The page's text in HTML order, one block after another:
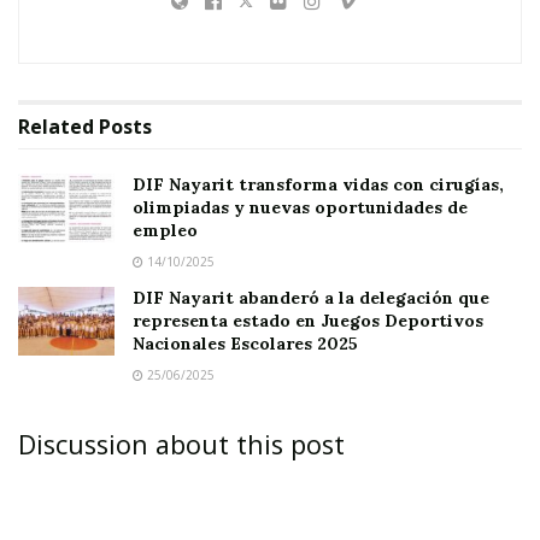
permanecen abiertas para aquellas personas
depresión, ansiedad y pérdida, entre otros;
especialmente durante las fechas navideñas y
de inicio de año, quienes recibirán una atención
digna, de calidad y respetuosa ante su
necesidad.
Related Posts
DIF Nayarit transforma vidas con cirugías,
olimpiadas y nuevas oportunidades de
empleo
14/10/2025
DIF Nayarit abanderó a la delegación que
representa estado en Juegos Deportivos
Nacionales Escolares 2025
25/06/2025
Discussion about this post